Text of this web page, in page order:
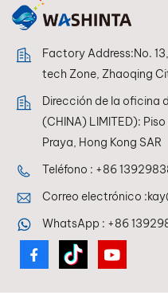
Factory Address:No.
tech Zone, Zhaoqing
Dirección de la oficina
(CHINA) LIMITED):
Praya, Hong Kong SAR
Teléfono : +86
Correo electrónico :
WhatsApp : +86